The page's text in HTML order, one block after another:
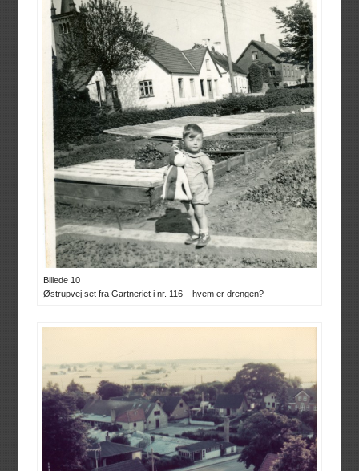
Billede 10
Østrupvej set fra Gartneriet i nr. 116 – hvem er drengen?